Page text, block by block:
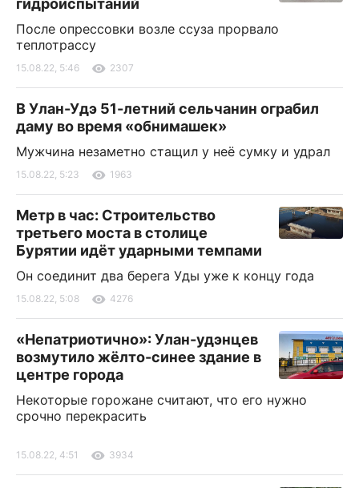
гидроиспытаний
После опрессовки возле ссуза прорвало
теплотрассу
15.08.22, 5:46 2307
В Улан-Удэ 51-летний сельчанин ограбил
даму во время «обнимашек»
Мужчина незаметно стащил у неё сумку и удрал
15.08.22, 5:23 1963
Метр в час: Строительство
третьего моста в столице
Бурятии идёт ударными темпами
Он соединит два берега Уды уже к концу года
15.08.22, 5:08 4276
«Непатриотично»: Улан-удэнцев
возмутило жёлто-синее здание в
центре города
Некоторые горожане считают, что его нужно
срочно перекрасить
15.08.22, 4:51 3934